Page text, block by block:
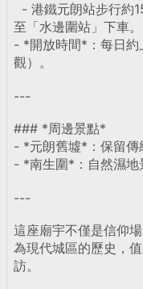
- 港鐵元朗站步行約
至「水邊圍站」下車。
- *開放時間*：每日
觀）。
---
### *周邊景點*
- *元朗舊墟*：保留傳
- *南生圍*：自然濕地
---
這座廟宇不僅是信仰
為現代城區的歷史，
訪。